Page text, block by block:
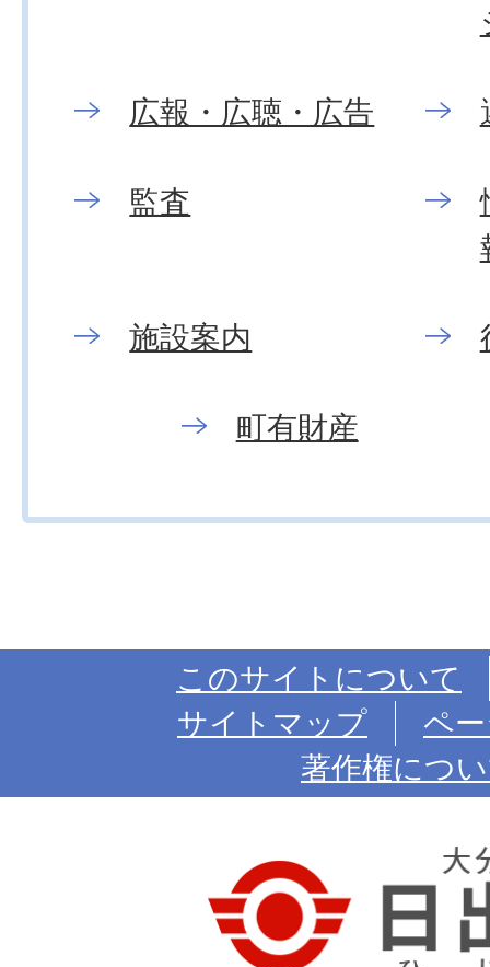
広報・広聴・広告
監査
施設案内
町有財産
このサイトについて
サイトマップ
ペ
著作権につ